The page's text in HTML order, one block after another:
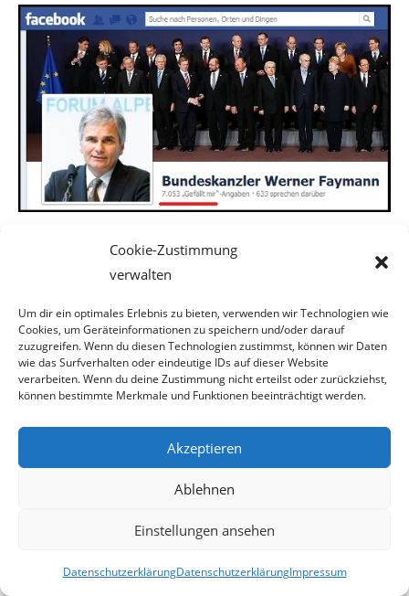
Cookie-Zustimmung
verwalten
Um dir ein optimales Erlebnis zu bieten, verwenden wir Technologien wie
Cookies, um Geräteinformationen zu speichern und/oder darauf
zuzugreifen. Wenn du diesen Technologien zustimmst, können wir Daten
wie das Surfverhalten oder eindeutige IDs auf dieser Website
verarbeiten. Wenn du deine Zustimmung nicht erteilst oder zurückziehst,
können bestimmte Merkmale und Funktionen beeinträchtigt werden.
Akzeptieren
Ablehnen
Einstellungen ansehen
DatenschutzerklärungDatenschutzerklärungImpressum
Läppische 7.053 „Gefällt mir“-Angaben sind für einen
Bundeskanzler wohl eine Niederlage und
zeugen nicht unbedingt von seiner Beliebtheit. Aber
auch auf Twitter sieht es nicht besser,